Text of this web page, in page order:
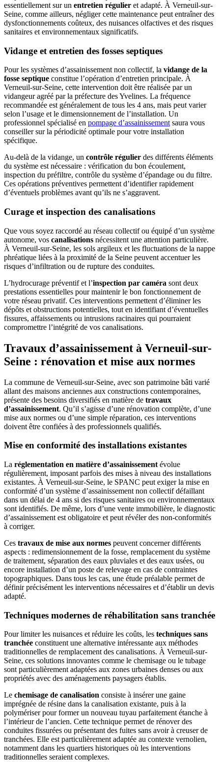
essentiellement sur un entretien régulier et adapté. À Verneuil-sur-
Seine, comme ailleurs, négliger cette maintenance peut entraîner des
dysfonctionnements coûteux, des nuisances olfactives et des risques
sanitaires et environnementaux significatifs.
Vidange et entretien des fosses septiques
Pour les systèmes d’assainissement non collectif, la vidange de la
fosse septique constitue l’opération d’entretien principale. À
Verneuil-sur-Seine, cette intervention doit être réalisée par un
vidangeur agréé par la préfecture des Yvelines. La fréquence
recommandée est généralement de tous les 4 ans, mais peut varier
selon l’usage et le dimensionnement de l’installation. Un
professionnel spécialisé en pompage d’assainissement saura vous
conseiller sur la périodicité optimale pour votre installation
spécifique.
Au-delà de la vidange, un contrôle régulier des différents éléments
du système est nécessaire : vérification du bon écoulement,
inspection du préfiltre, contrôle du système d’épandage ou du filtre.
Ces opérations préventives permettent d’identifier rapidement
d’éventuels problèmes avant qu’ils ne s’aggravent.
Curage et inspection des canalisations
Que vous soyez raccordé au réseau collectif ou équipé d’un système
autonome, vos canalisations nécessitent une attention particulière.
À Verneuil-sur-Seine, les sols argileux et les fluctuations de la nappe
phréatique liées à la proximité de la Seine peuvent accentuer les
risques d’infiltration ou de rupture des conduites.
L’hydrocurage préventif et l’inspection par caméra sont deux
prestations essentielles pour maintenir le bon fonctionnement de
votre réseau privatif. Ces interventions permettent d’éliminer les
dépôts et obstructions potentielles, tout en identifiant d’éventuelles
fissures, affaissements ou intrusions racinaires qui pourraient
compromettre l’intégrité de vos canalisations.
Travaux d’assainissement à Verneuil-sur-
Seine : rénovation et mise aux normes
La commune de Verneuil-sur-Seine, avec son patrimoine bâti varié
allant des maisons anciennes aux constructions contemporaines,
présente des besoins diversifiés en matière de travaux
d’assainissement. Qu’il s’agisse d’une rénovation complète, d’une
mise aux normes ou d’une simple réparation, ces interventions
doivent être confiées à des professionnels qualifiés.
Mise en conformité des installations existantes
La réglementation en matière d’assainissement évolue
régulièrement, imposant parfois des mises à niveau des installations
existantes. À Verneuil-sur-Seine, le SPANC peut exiger la mise en
conformité d’un système d’assainissement non collectif défaillant
dans un délai de 4 ans si des risques sanitaires ou environnementaux
sont identifiés. De même, lors d’une vente immobilière, le diagnostic
d’assainissement est obligatoire et peut révéler des non-conformités
à corriger.
Ces travaux de mise aux normes peuvent concerner différents
aspects : redimensionnement de la fosse, remplacement du système
de traitement, séparation des eaux pluviales et des eaux usées, ou
encore installation d’un poste de relevage en cas de contraintes
topographiques. Dans tous les cas, une étude préalable permet de
définir précisément les interventions nécessaires et d’établir un devis
adapté.
Techniques modernes de réhabilitation sans tranchée
Pour limiter les nuisances et réduire les coûts, les techniques sans
tranchée constituent une alternative intéressante aux méthodes
traditionnelles de remplacement des canalisations. À Verneuil-sur-
Seine, ces solutions innovantes comme le chemisage ou le tubage
sont particulièrement adaptées aux zones urbaines denses ou aux
propriétés avec des aménagements paysagers établis.
Le chemisage de canalisation consiste à insérer une gaine
imprégnée de résine dans la canalisation existante, puis à la
polymériser pour former un nouveau tuyau parfaitement étanche à
l’intérieur de l’ancien. Cette technique permet de rénover des
conduites fissurées ou présentant des fuites sans avoir à creuser de
tranchées. Elle est particulièrement adaptée au contexte vernolien,
notamment dans les quartiers historiques où les interventions
traditionnelles seraient complexes.